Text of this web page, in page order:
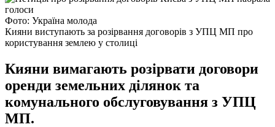
Фото: Україна молода
Кияни виступають за розірвання договорів з УПЦ МП про
користування землею у столиці
Кияни вимагають розірвати договори
оренди земельних ділянок та
комунального обслуговування з УПЦ
МП.